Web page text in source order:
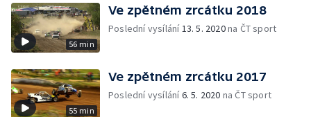
56 min
Ve zpětném zrcátku 2018
Poslední vysílání13. 5. 2020na ČT sport
55 min
Ve zpětném zrcátku 2017
Poslední vysílání6. 5. 2020 na ČT sport